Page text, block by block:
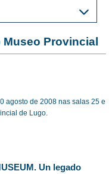
Provincial
agosto de 2008 nas salas 25 e
de Lugo.
Un legado